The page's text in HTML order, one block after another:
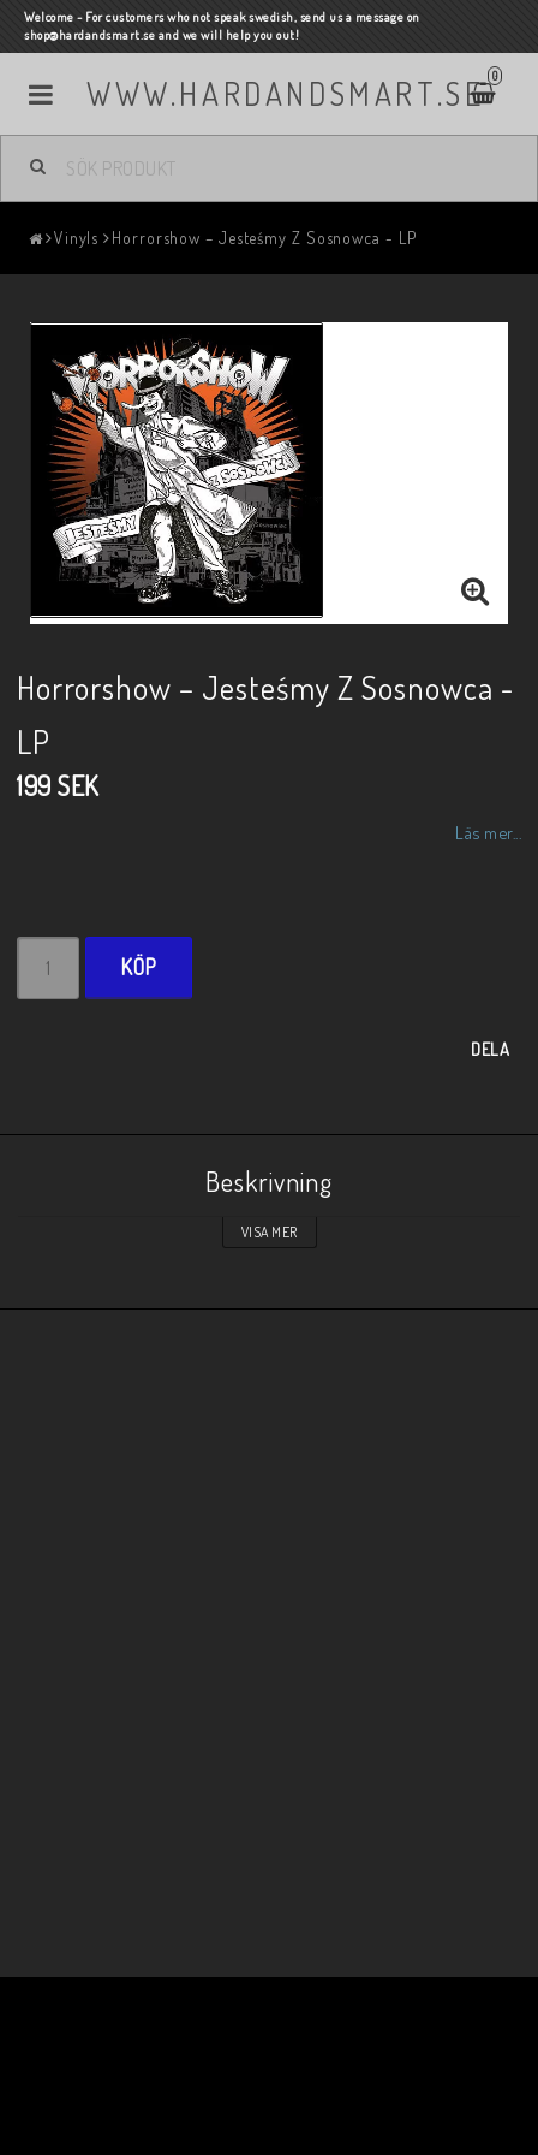
Welcome - For customers who not speak swedish, send us a message on
shop@hardandsmart.se and we will help you out!
WWW.HARDANDSMART.SE 0
Vinyls Horrorshow – Jesteśmy Z Sosnowca - LP
Horrorshow – Jesteśmy Z Sosnowca -
LP
199 SEK
Läs mer...
KÖP
DELA
Beskrivning
VISA MER